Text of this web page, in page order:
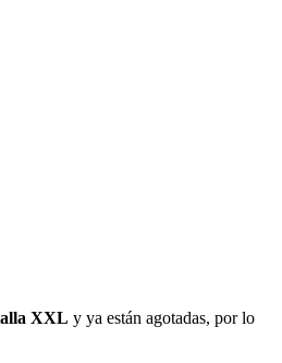
XXL y ya están agotadas, por lo